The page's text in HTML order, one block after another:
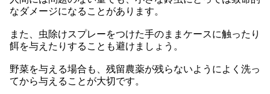
なダメージになることがあります。
また、虫除けスプレーをつけた手のままケースに触ったり
餌を与えたりすることも避けましょう。
野菜を与える場合も、残留農薬が残らないようによく洗っ
てから与えることが大切です。